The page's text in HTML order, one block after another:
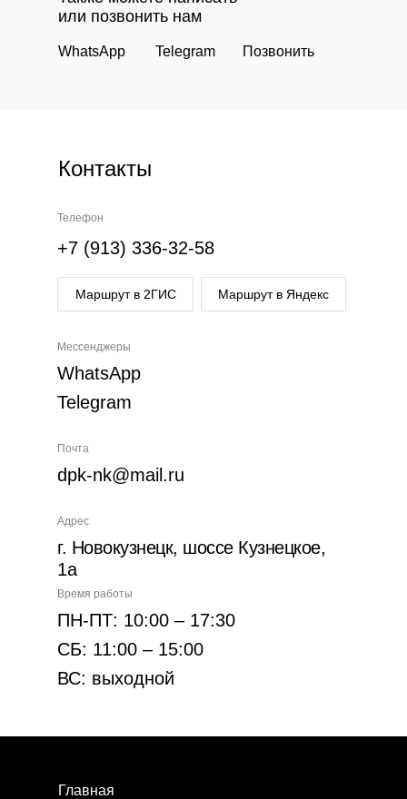
Позвонить
Telegram
WhatsApp
или позвонить нам
Контакты
Мессенджеры
WhatsApp
Telegram
Телефон
+7 (913) 336-32-58
Почта
dpk-nk@mail.ru
Время работы
ПН-ПТ: 10:00 – 17:30
СБ: 11:00 – 15:00
ВС: выходной
Адрес
г. Новокузнецк, шоссе Кузнецкое,
1а
Маршрут в 2ГИС Маршрут в Яндекс
Главная